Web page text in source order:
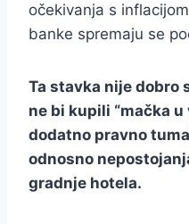
očekivanja s
banke spremaju se
Ta stavka nije dobro
ne bi kupili “mačka
dodatno pravno
odnosno
gradnje hotela.